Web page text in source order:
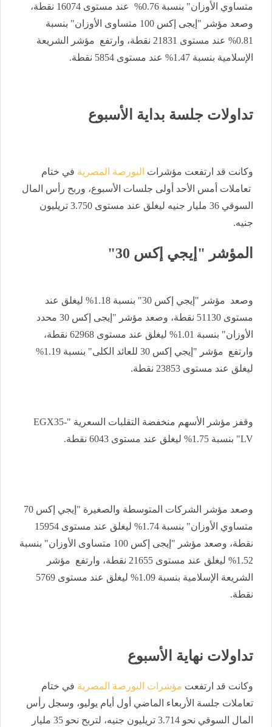
متساوي الأوزان" بنسبة 0.76% عند مستوى 16074 نقطة،
وصعد مؤشر "إيجى إكس 100 متساوى الأوزان" بنسبة
0.81% عند مستوى 21831 نقطة، وارتفع مؤشر الشريعة
الإسلامية بنسبة 1.47% عند مستوى 5854 نقطة.
تداولات جلسة بداية الأسبوع
وكانت قد ارتفعت مؤشرات البورصة المصرية في ختام
تعاملات أمس الأحد أولى جلسات الأسبوع، وربح رأس المال
السوقي 36 مليار جنيه ليغلق عند مستوى 3.750 تريليون
جنيه.
المؤشر "إيجي إكس 30"
وصعد مؤشر "إيجي إكس 30" بنسبة 1.18% ليغلق عند
مستوى 51130 نقطة، وصعد مؤشر "إيجى إكس 30 محدد
الأوزان" بنسبة 1.01% ليغلق عند مستوى 62968 نقطة،
وارتفع مؤشر "إيجي إكس 30 للعائد الكلى" بنسبة 1.19%
ليغلق عند مستوى 23853 نقطة.
وقفز مؤشر الأسهم منخفضة التقلبات السعرية "EGX35-
LV" بنسبة 1.75% ليغلق عند مستوى 6043 نقطة.
وصعد مؤشر الشركات المتوسطة والصغيرة "إيجي إكس 70
متساوي الأوزان" بنسبة 1.74% ليغلق عند مستوى 15954
نقطة، وصعد مؤشر "إيجى إكس 100 متساوى الأوزان" بنسبة
1.52% ليغلق عند مستوى 21655 نقطة، وارتفع مؤشر
الشريعة الإسلامية بنسبة 1.09% ليغلق عند مستوى 5769
نقطة.
تداولات نهاية الأسبوع
وكانت قد ارتفعت مؤشرات البورصة المصرية في ختام
تعاملات جلسة الأربعاء الماضي أول أيام يوليو، وسجل رأس
المال السوقي نحو 3.714 تريليون جنيه، لتربح نحو 35 مليار